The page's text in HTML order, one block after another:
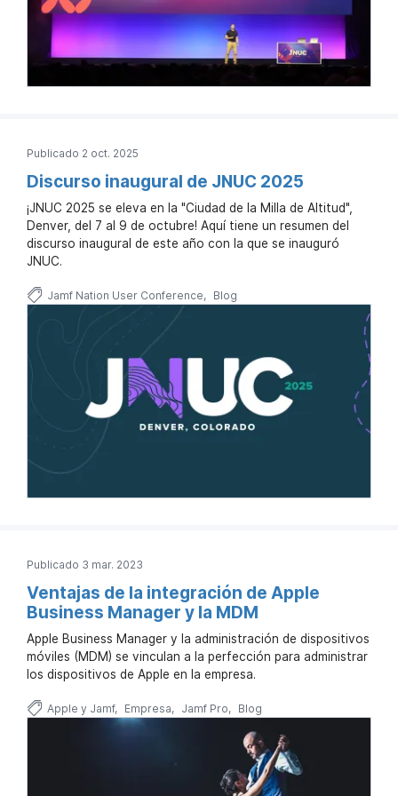
Publicado 2 oct. 2025
Discurso inaugural de JNUC 2025
¡JNUC 2025 se eleva en la "Ciudad de la Milla de Altitud",
Denver, del 7 al 9 de octubre! Aquí tiene un resumen del
discurso inaugural de este año con la que se inauguró
JNUC.
Jamf Nation User Conference Blog
Publicado 3 mar. 2023
Ventajas de la integración de Apple
Business Manager y la MDM
Apple Business Manager y la administración de dispositivos
móviles (MDM) se vinculan a la perfección para administrar
los dispositivos de Apple en la empresa.
Apple y Jamf Empresa Jamf Pro Blog